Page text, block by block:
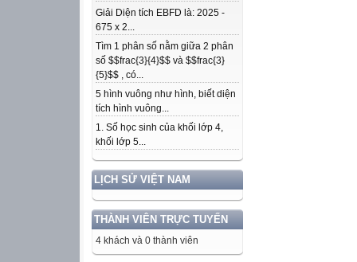
Giải Diện tích EBFD là: 2025 -
675 x 2...
Tìm 1 phân số nằm giữa 2 phân
số $$frac{3}{4}$$ và $$frac{3}
{5}$$ , có...
5 hình vuông như hình, biết diện
tích hình vuông...
1. Số học sinh của khối lớp 4,
khối lớp 5...
LỊCH SỬ VIỆT NAM
THÀNH VIÊN TRỰC TUYẾN
4 khách và 0 thành viên